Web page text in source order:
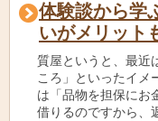
体験談から学
いがメリット
質屋というと、最近
ころ」といったイメ
は「品物を担保にお
借りるのですから、